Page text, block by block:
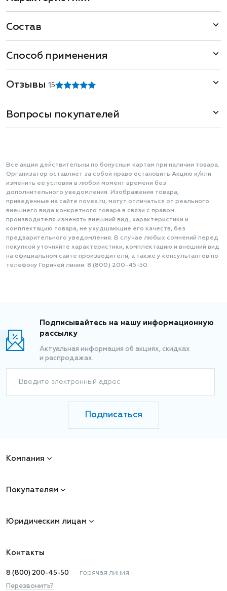
Состав
Способ применения
Отзывы1 5
Вопросы покупателей
Все акции действительны по бонусным картам при наличии товара.
Организатор оставляет за собой право остановить Акцию и/или
изменить её условия в любой момент времени без
дополнительного уведомления. Изображения товара,
приведенные на сайте novex.ru, могут отличаться от реального
внешнего вида конкретного товара в связи с правом
производителя изменять внешний вид, характеристики и
комплектацию товара, не ухудшающие его качеств, без
предварительного уведомления. В случае любых сомнений перед
покупкой уточняйте характеристики, комплектацию и внешний вид
на официальном сайте производителя, а также у консультантов по
телефону Горячей линии: 8 (800) 200-45-50.
Подписывайтесь на нашу информационную
рассылку
Актуальная информация об акциях, скидках
и распродажах.
Введите электронный адрес
Подписаться
Компания
Покупателям
Юридическим лицам
Контакты
8 (800) 200-45-50 — горячая линия
Перезвонить?